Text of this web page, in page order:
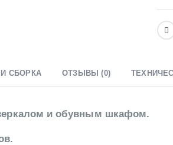
СБОРКА ОТЗЫВЫ (0)
и обувным шкафом.